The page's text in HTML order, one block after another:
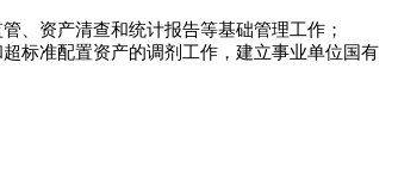
资产清查和统计报告等基础管理工作；
标准配置资产的调剂工作，建立事业单位国有